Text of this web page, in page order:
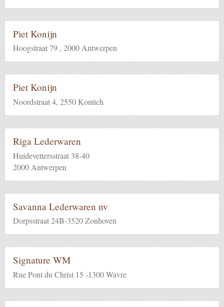
Piet Konijn
Hoogstraat 79 , 2000 Antwerpen
Piet Konijn
Noordstraat 4, 2550 Kontich
Riga Lederwaren
Huidevettersstraat 38-40
2000 Antwerpen
Savanna Lederwaren nv
Dorpsstraat 24B-3520 Zonhoven
Signature WM
Rue Pont du Christ 15 -1300 Wavre